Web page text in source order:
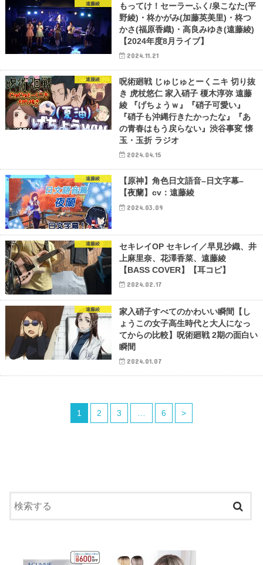
遠藤綾
もってけ！セーラーふく/泉こなた(平
野綾)・柊かがみ(加藤英美里)・柊つ
かさ(福原香織)・高良みゆき(遠藤綾)
【2024年度8月ライブ】
2024.11.21
遠藤綾
呪術廻戦 じゅじゅとーくニキ 切り抜
き 虎杖悠仁 家入硝子 榎木淳弥 遠藤
綾 『げちょうｗ』『硝子可愛い』
『硝子も沖縄行きたかったな』『あ
の青春はもう戻らない』渋谷事変 懐
玉・玉折 ラジオ
2024.04.15
遠藤綾
【原神】角色日文語音–日文字幕–
【夜蘭】cv：遠藤綾
2024.03.09
遠藤綾
セキレイOP セキレイ／早見沙織、井
上麻里奈、花澤香菜、遠藤綾
【BASS COVER】【耳コピ】
2024.02.17
遠藤綾
家入硝子すべてのかわいい瞬間【し
ょうこの女子高生時代と大人になっ
てからの比較】呪術廻戦 2期の面白い
瞬間
2024.01.07
1 2 3 6 >